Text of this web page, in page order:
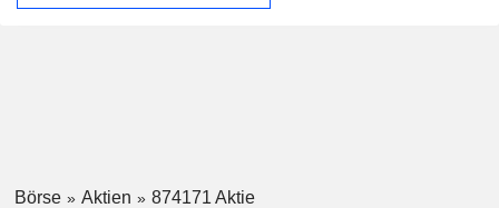
Börse Aktien 874171 Aktie